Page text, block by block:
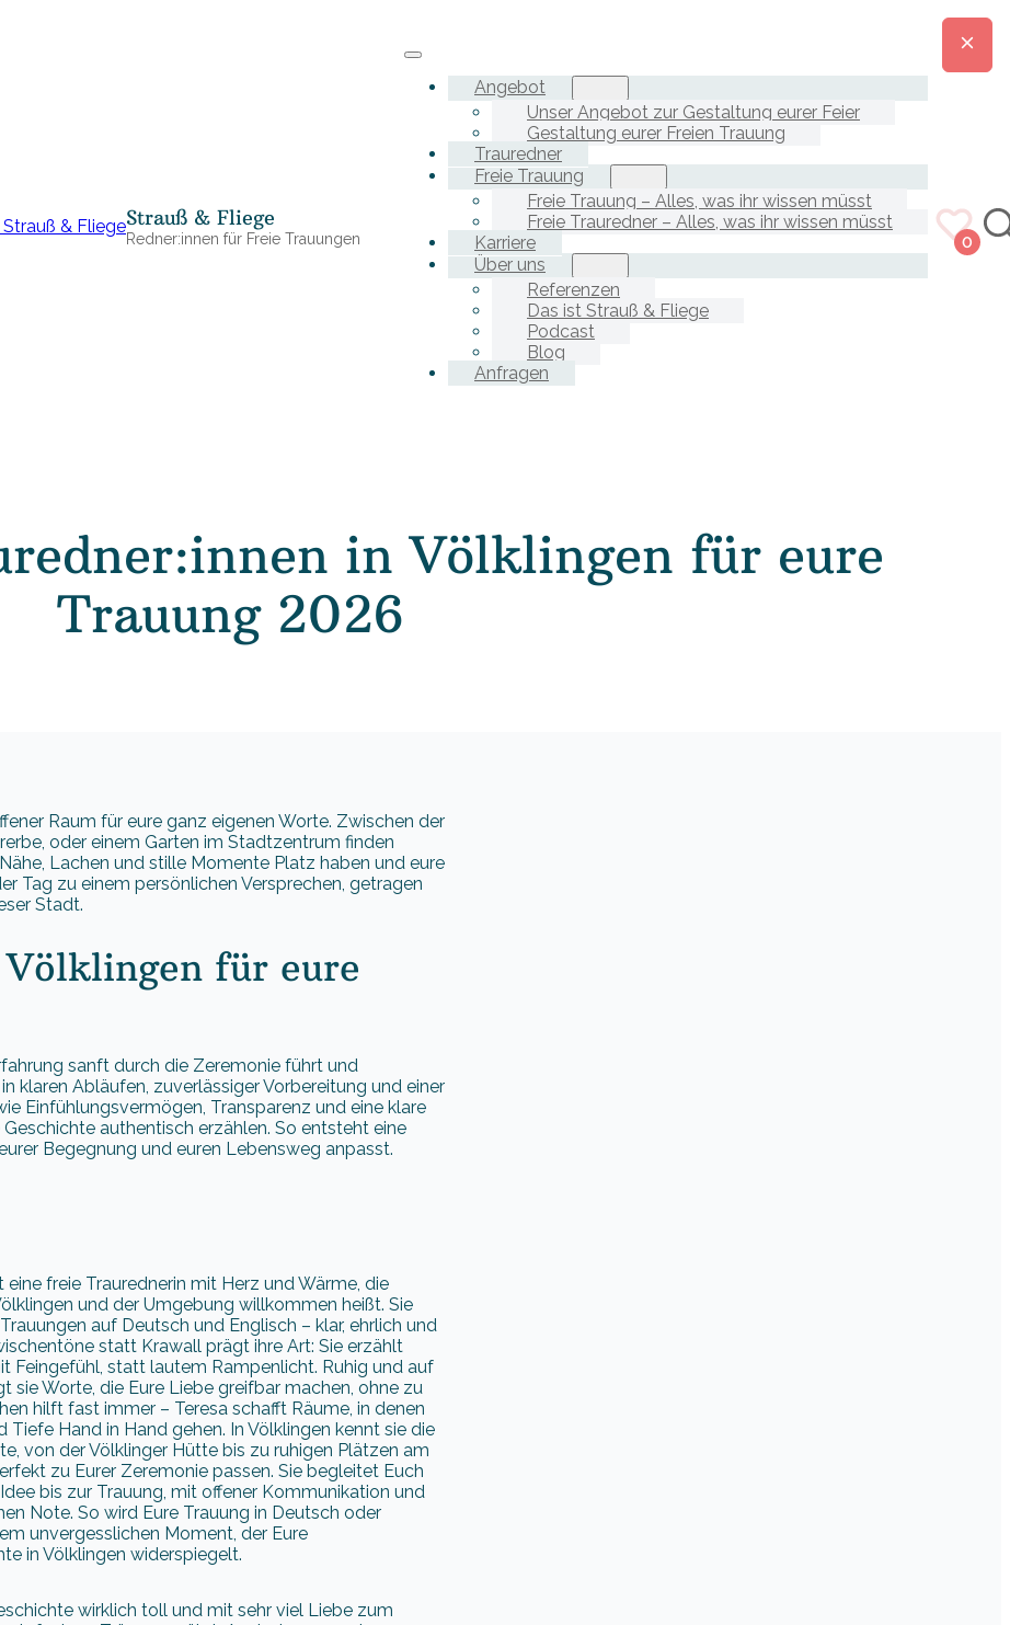
Strauß & Fliege
Redner:innen für Freie Trauungen
Angebot
Unser Angebot zur Gestaltung eurer Feier
Gestaltung eurer Freien Trauung
Trauredner
Freie Trauung
Freie Trauung – Alles, was ihr wissen müsst
Freie Trauredner – Alles, was ihr wissen müsst
Karriere
Über uns
Referenzen
Das ist Strauß & Fliege
Podcast
Blog
Anfragen
0
in Völklingen für eure
Trauung 2026
Raum für eure ganz eigenen Worte. Zwischen der
oder einem Garten im Stadtzentrum finden
Lachen und stille Momente Platz haben und eure
Tag zu einem persönlichen Versprechen, getragen
Stadt.
für eure
sanft durch die Zeremonie führt und
klaren Abläufen, zuverlässiger Vorbereitung und einer
Einfühlungsvermögen, Transparenz und eine klare
authentisch erzählen. So entsteht eine
Begegnung und euren Lebensweg anpasst.
eine freie Traurednerin mit Herz und Wärme, die
und der Umgebung willkommen heißt. Sie
auf Deutsch und Englisch – klar, ehrlich und
statt Krawall prägt ihre Art: Sie erzählt
Feingefühl, statt lautem Rampenlicht. Ruhig und auf
sie Worte, die Eure Liebe greifbar machen, ohne zu
hilft fast immer – Teresa schafft Räume, in denen
Tiefe Hand in Hand gehen. In Völklingen kennt sie die
von der Völklinger Hütte bis zu ruhigen Plätzen am
zu Eurer Zeremonie passen. Sie begleitet Euch
bis zur Trauung, mit offener Kommunikation und
Note. So wird Eure Trauung in Deutsch oder
unvergesslichen Moment, der Eure
in Völklingen widerspiegelt.
wirklich toll und mit sehr viel Liebe zum